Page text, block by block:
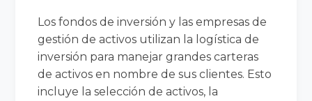
Los fondos de inversión y las empresas de
gestión de activos utilizan la logística de
inversión para manejar grandes carteras
de activos en nombre de sus clientes. Esto
incluye la selección de activos, la